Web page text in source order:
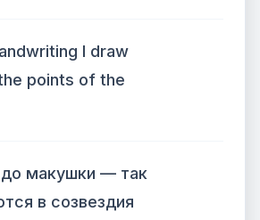
I draw
points of the
макушки — так
в созвездия